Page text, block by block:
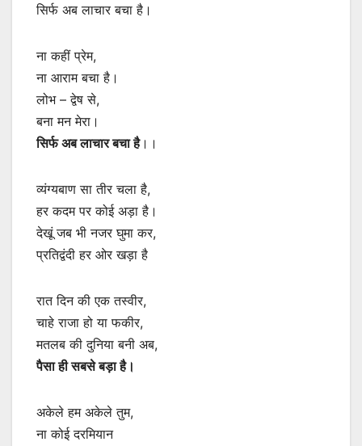
सिर्फ अब लाचार बचा है।
ना कहीं प्रेम,
ना आराम बचा है।
लोभ – द्वेष से,
बना मन मेरा।
सिर्फ अब लाचार बचा है।।
व्यंग्यबाण सा तीर चला है,
हर कदम पर कोई अड़ा है।
देखूं जब भी नजर घुमा कर,
प्रतिद्वंदी हर ओर खड़ा है
रात दिन की एक तस्वीर,
चाहे राजा हो या फकीर,
मतलब की दुनिया बनी अब,
पैसा ही सबसे बड़ा है।
अकेले हम अकेले तुम,
ना कोई दरमियान